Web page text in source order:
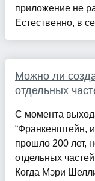
приложение не
Естественно, в
Можно ли
отдельных
С момента
“Франкенштейн,
прошло 200 лет,
отдельных
Когда Мэри